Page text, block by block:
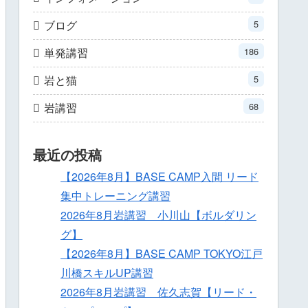
ブログ 5
単発講習 186
岩と猫 5
岩講習 68
最近の投稿
【2026年8月】BASE CAMP入間 リード
集中トレーニング講習
2026年8月岩講習 小川山【ボルダリン
グ】
【2026年8月】BASE CAMP TOKYO江戸
川橋スキルUP講習
2026年8月岩講習 佐久志賀【リード・